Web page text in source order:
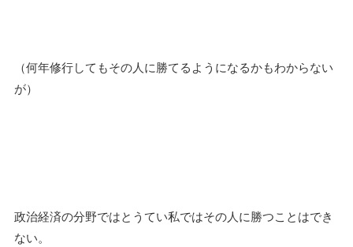
（何年修行してもその人に勝てるようになるかもわからない
が）
政治経済の分野ではとうてい私ではその人に勝つことはでき
ない。